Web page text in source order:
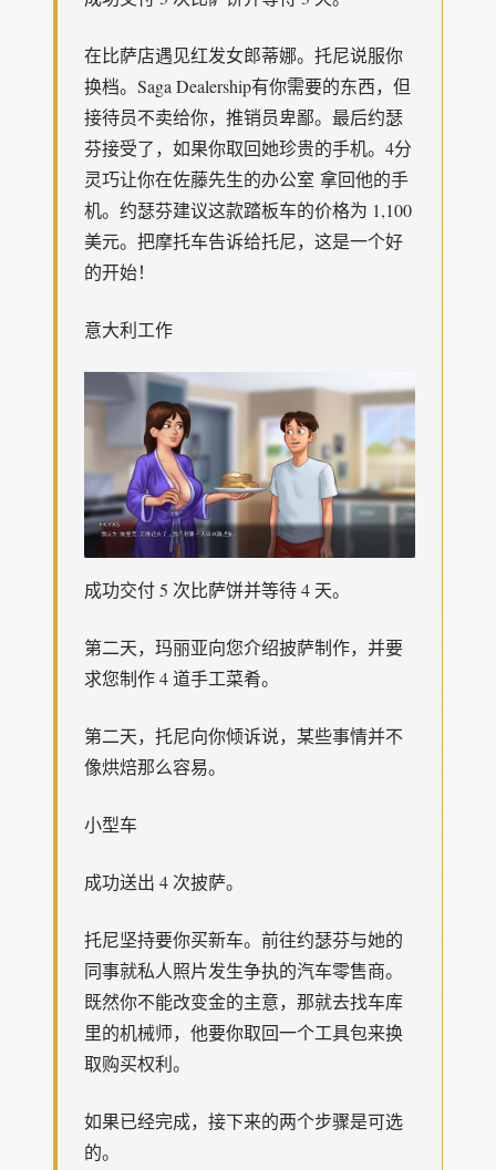
在比萨店遇见红发女郎蒂娜。托尼说服你
换档。Saga Dealership有你需要的东西，但
接待员不卖给你，推销员卑鄙。最后约瑟
芬接受了，如果你取回她珍贵的手机。4分
灵巧让你在佐藤先生的办公室 拿回他的手
机。约瑟芬建议这款踏板车的价格为 1,100
美元。把摩托车告诉给托尼，这是一个好
的开始！
意大利工作
成功交付 5 次比萨饼并等待 4 天。
第二天，玛丽亚向您介绍披萨制作，并要
求您制作 4 道手工菜肴。
第二天，托尼向你倾诉说，某些事情并不
像烘焙那么容易。
小型车
成功送出 4 次披萨。
托尼坚持要你买新车。前往约瑟芬与她的
同事就私人照片发生争执的汽车零售商。
既然你不能改变金的主意，那就去找车库
里的机械师，他要你取回一个工具包来换
取购买权利。
如果已经完成，接下来的两个步骤是可选
的。